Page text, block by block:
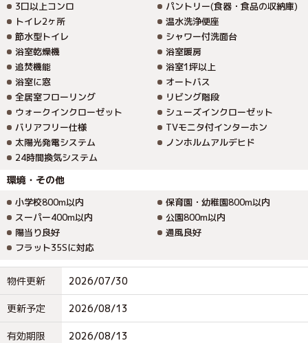
3口以上コンロ
パントリー(食器・食品の収納庫)
トイレ2ヶ所
温水洗浄便座
節水型トイレ
シャワー付洗面台
浴室乾燥機
浴室暖房
追焚機能
浴室1坪以上
浴室に窓
オートバス
全居室フローリング
リビング階段
ウォークインクローゼット
シューズインクローゼット
バリアフリー仕様
TVモニタ付インターホン
太陽光発電システム
ノンホルムアルデヒド
24時間換気システム
環境・その他
小学校800m以内
保育園・幼稚園800m以内
スーパー400m以内
公園800m以内
陽当り良好
通風良好
フラット35Sに対応
物件更新 2026/07/30
更新予定 2026/08/13
有効期限 2026/08/13